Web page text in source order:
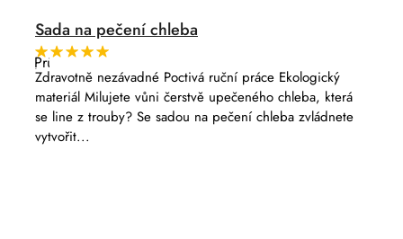
Sada na pečení chleba
Průměrné
hodnocení
produktu
je
5,0
z
5
hvězdiček.
Zdravotně nezávadné Poctivá ruční práce Ekologický
materiál Milujete vůni čerstvě upečeného chleba, která
se line z trouby? Se sadou na pečení chleba zvládnete
vytvořit...